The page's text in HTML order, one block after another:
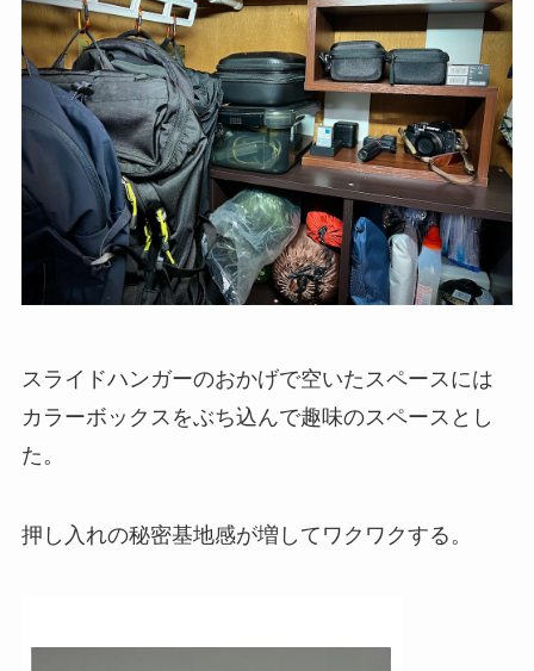
スライドハンガーのおかげで空いたスペースには
カラーボックスをぶち込んで趣味のスペースとし
た。
押し入れの秘密基地感が増してワクワクする。